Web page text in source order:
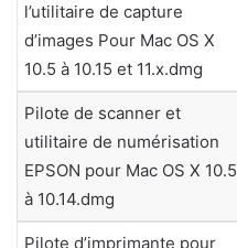
l’utilitaire de capture
d’images Pour Mac OS X
10.5 à 10.15 et 11.x.dmg
Pilote de scanner et
utilitaire de numérisation
EPSON pour Mac OS X 10.5
à 10.14.dmg
Pilote d’imprimante pour